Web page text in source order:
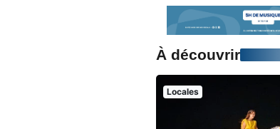
À découvrir
Locales